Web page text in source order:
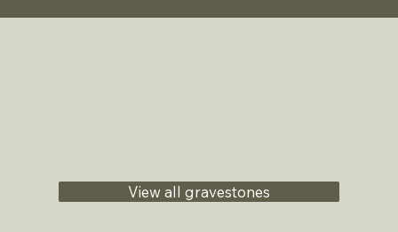
View all gravestones